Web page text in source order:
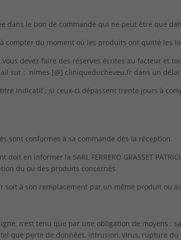
dans le bon de commande qui ne peut être que
du moment où les produits ont quitté les
devez faire des réserves écrites au facteur et
sur : nimes [@] cliniqueducheveu.fr dans un
indicatif ; si ceux-ci dépassent trente jours à
sont conformes à sa commande dès la réception.
doit en informer la SARL FERRERO GRASSET
du ou des produits concernés.
soit à son remplacement par un même produit ou
n’est tenu que par une obligation de moyens ;
que perte de données, intrusion, virus, rupture